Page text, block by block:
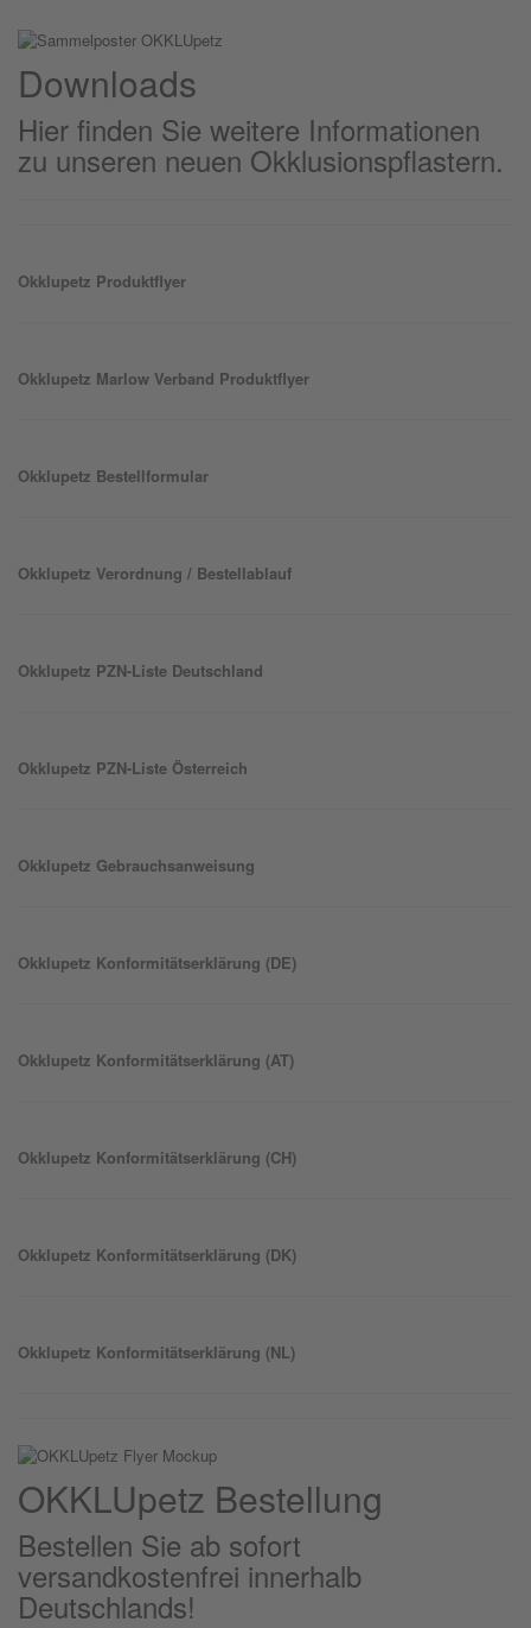
Downloads
Hier finden Sie weitere Informationen
zu unseren neuen Okklusionspflastern.
Okklupetz Produktflyer
Okklupetz Marlow Verband Produktflyer
Okklupetz Bestellformular
Okklupetz Verordnung / Bestellablauf
Okklupetz PZN-Liste Deutschland
Okklupetz PZN-Liste Österreich
Okklupetz Gebrauchsanweisung
Okklupetz Konformitätserklärung (DE)
Okklupetz Konformitätserklärung (AT)
Okklupetz Konformitätserklärung (CH)
Okklupetz Konformitätserklärung (DK)
Okklupetz Konformitätserklärung (NL)
OKKLUpetz Bestellung
Bestellen Sie ab sofort
versandkostenfrei innerhalb
Deutschlands!